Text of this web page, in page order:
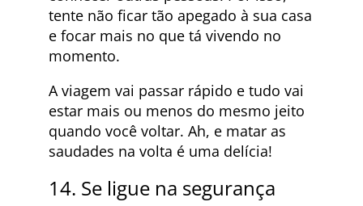
tente não ficar tão apegado à sua casa
e focar mais no que tá vivendo no
momento.
A viagem vai passar rápido e tudo vai
estar mais ou menos do mesmo jeito
quando você voltar. Ah, e matar as
saudades na volta é uma delícia!
14. Se ligue na segurança